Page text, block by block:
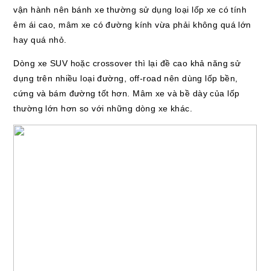
vận hành nên bánh xe thường sử dụng loại lốp xe có tính
êm ái cao, mâm xe có đường kính vừa phải không quá lớn
hay quá nhỏ.
Dòng xe SUV hoặc crossover thì lại đề cao khả năng sử
dụng trên nhiều loại đường, off-road nên dùng lốp bền,
cứng và bám đường tốt hơn. Mâm xe và bề dày của lốp
thường lớn hơn so với những dòng xe khác.